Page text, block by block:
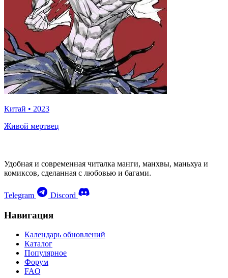
Китай • 2023
Живой мертвец
Удобная и современная читалка манги, манхвы, маньхуа и
комиксов, сделанная с любовью и багами.
Telegram Discord
Навигация
Календарь обновлений
Каталог
Популярное
Форум
FAQ